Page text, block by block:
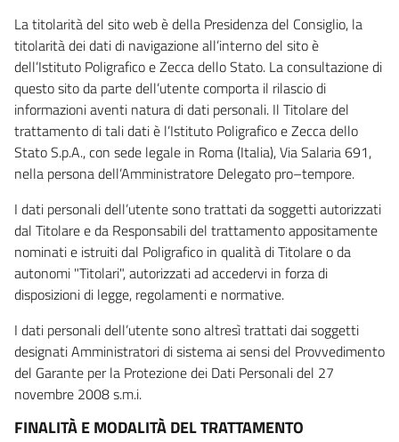
La titolarità del sito web è della Presidenza del Consiglio, la
titolarità dei dati di navigazione all’interno del sito è
dell’Istituto Poligrafico e Zecca dello Stato. La consultazione di
questo sito da parte dell’utente comporta il rilascio di
informazioni aventi natura di dati personali. Il Titolare del
trattamento di tali dati è l’Istituto Poligrafico e Zecca dello
Stato S.p.A., con sede legale in Roma (Italia), Via Salaria 691,
nella persona dell’Amministratore Delegato pro–tempore.
I dati personali dell’utente sono trattati da soggetti autorizzati
dal Titolare e da Responsabili del trattamento appositamente
nominati e istruiti dal Poligrafico in qualità di Titolare o da
autonomi "Titolari", autorizzati ad accedervi in forza di
disposizioni di legge, regolamenti e normative.
I dati personali dell’utente sono altresì trattati dai soggetti
designati Amministratori di sistema ai sensi del Provvedimento
del Garante per la Protezione dei Dati Personali del 27
novembre 2008 s.m.i.
FINALITÀ E MODALITÀ DEL TRATTAMENTO